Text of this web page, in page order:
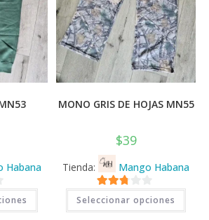
Habana
Este
producto
tiene
MONO GRIS DE HOJAS MN55
$39
Tienda: Mango Habana
2.71
de 5
Seleccionar opciones
Este
tiene